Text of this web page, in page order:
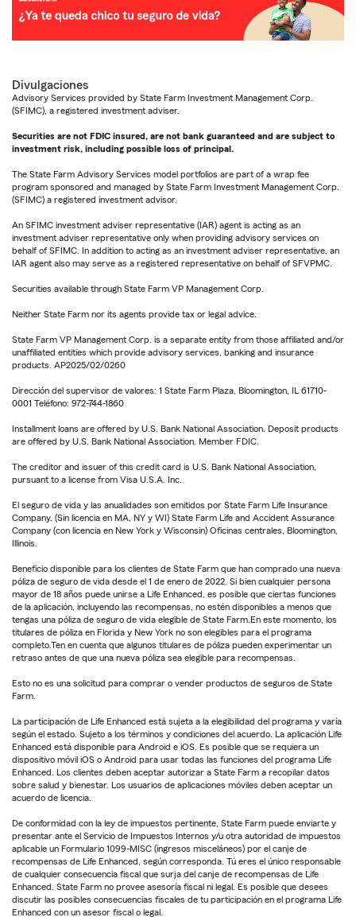
Divulgaciones
Advisory Services provided by State Farm Investment Management Corp.
(SFIMC), a registered investment adviser.
Securities are not FDIC insured, are not bank guaranteed and are subject to
investment risk, including possible loss of principal.
The State Farm Advisory Services model portfolios are part of a wrap fee
program sponsored and managed by State Farm Investment Management Corp.
(SFIMC) a registered investment advisor.
An SFIMC investment adviser representative (IAR) agent is acting as an
investment adviser representative only when providing advisory services on
behalf of SFIMC. In addition to acting as an investment adviser representative, an
IAR agent also may serve as a registered representative on behalf of SFVPMC.
Securities available through State Farm VP Management Corp.
Neither State Farm nor its agents provide tax or legal advice.
State Farm VP Management Corp. is a separate entity from those affiliated and/or
unaffiliated entities which provide advisory services, banking and insurance
products. AP2025/02/0260
Dirección del supervisor de valores: 1 State Farm Plaza, Bloomington, IL 61710-
0001 Teléfono: 972-744-1860
Installment loans are offered by U.S. Bank National Association. Deposit products
are offered by U.S. Bank National Association. Member FDIC.
The creditor and issuer of this credit card is U.S. Bank National Association,
pursuant to a license from Visa U.S.A. Inc.
El seguro de vida y las anualidades son emitidos por State Farm Life Insurance
Company. (Sin licencia en MA, NY y WI) State Farm Life and Accident Assurance
Company (con licencia en New York y Wisconsin) Oficinas centrales, Bloomington,
Illinois.
Beneficio disponible para los clientes de State Farm que han comprado una nueva
póliza de seguro de vida desde el 1 de enero de 2022. Si bien cualquier persona
mayor de 18 años puede unirse a Life Enhanced, es posible que ciertas funciones
de la aplicación, incluyendo las recompensas, no estén disponibles a menos que
tengas una póliza de seguro de vida elegible de State Farm.En este momento, los
titulares de póliza en Florida y New York no son elegibles para el programa
completo.Ten en cuenta que algunos titulares de póliza pueden experimentar un
retraso antes de que una nueva póliza sea elegible para recompensas.
Esto no es una solicitud para comprar o vender productos de seguros de State
Farm.
La participación de Life Enhanced está sujeta a la elegibilidad del programa y varía
según el estado. Sujeto a los términos y condiciones del acuerdo. La aplicación Life
Enhanced está disponible para Android e iOS. Es posible que se requiera un
dispositivo móvil iOS o Android para usar todas las funciones del programa Life
Enhanced. Los clientes deben aceptar autorizar a State Farm a recopilar datos
sobre salud y bienestar. Los usuarios de aplicaciones móviles deben aceptar un
acuerdo de licencia.
De conformidad con la ley de impuestos pertinente, State Farm puede enviarte y
presentar ante el Servicio de Impuestos Internos y/u otra autoridad de impuestos
aplicable un Formulario 1099-MISC (ingresos misceláneos) por el canje de
recompensas de Life Enhanced, según corresponda. Tú eres el único responsable
de cualquier consecuencia fiscal que surja del canje de recompensas de Life
Enhanced. State Farm no provee asesoría fiscal ni legal. Es posible que desees
discutir las posibles consecuencias fiscales de tu participación en el programa Life
Enhanced con un asesor fiscal o legal.